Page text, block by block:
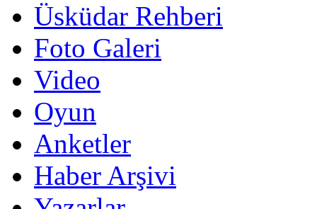
Üsküdar Rehberi
Foto Galeri
Video
Oyun
Anketler
Haber Arşivi